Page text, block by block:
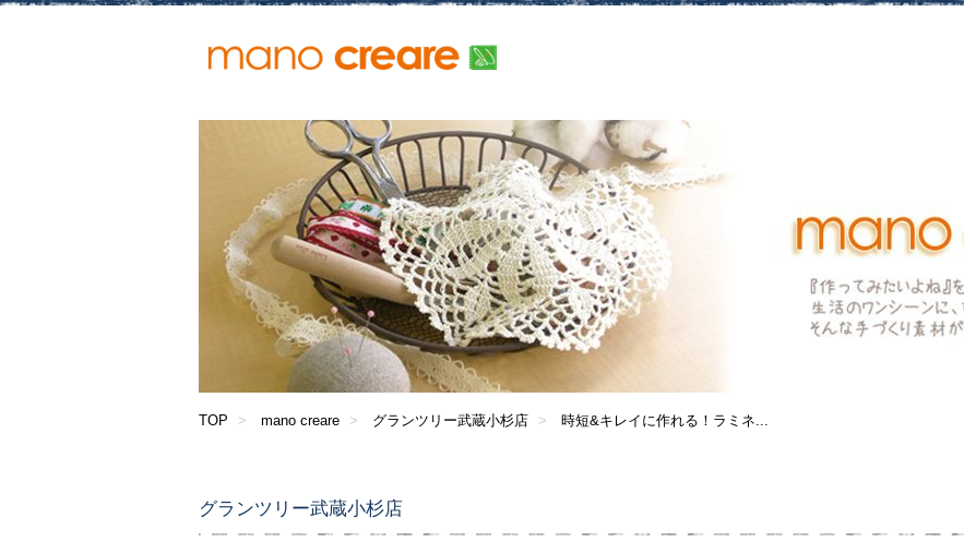
TOP mano creare グランツリー武蔵小杉店 時短&キレイに作れる！ラミネ...
グランツリー武蔵小杉店